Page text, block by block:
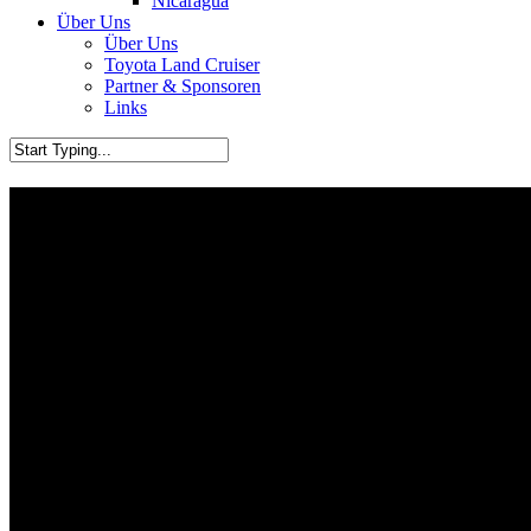
Über Uns
Über Uns
Toyota Land Cruiser
Partner & Sponsoren
Links